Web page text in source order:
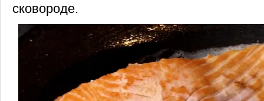
сковороде.